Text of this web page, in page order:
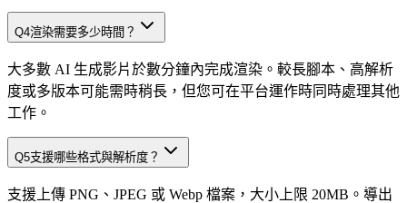
Q4渲染需要多少時間？
大多數 AI 生成影片於數分鐘內完成渲染。較長腳本、高解析
度或多版本可能需時稍長，但您可在平台運作時同時處理其他
工作。
Q5支援哪些格式與解析度？
支援上傳 PNG、JPEG 或 Webp 檔案，大小上限 20MB。導出